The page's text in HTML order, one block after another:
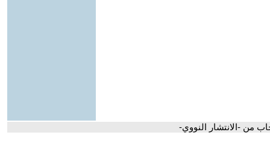
من -الانتشار النووي-